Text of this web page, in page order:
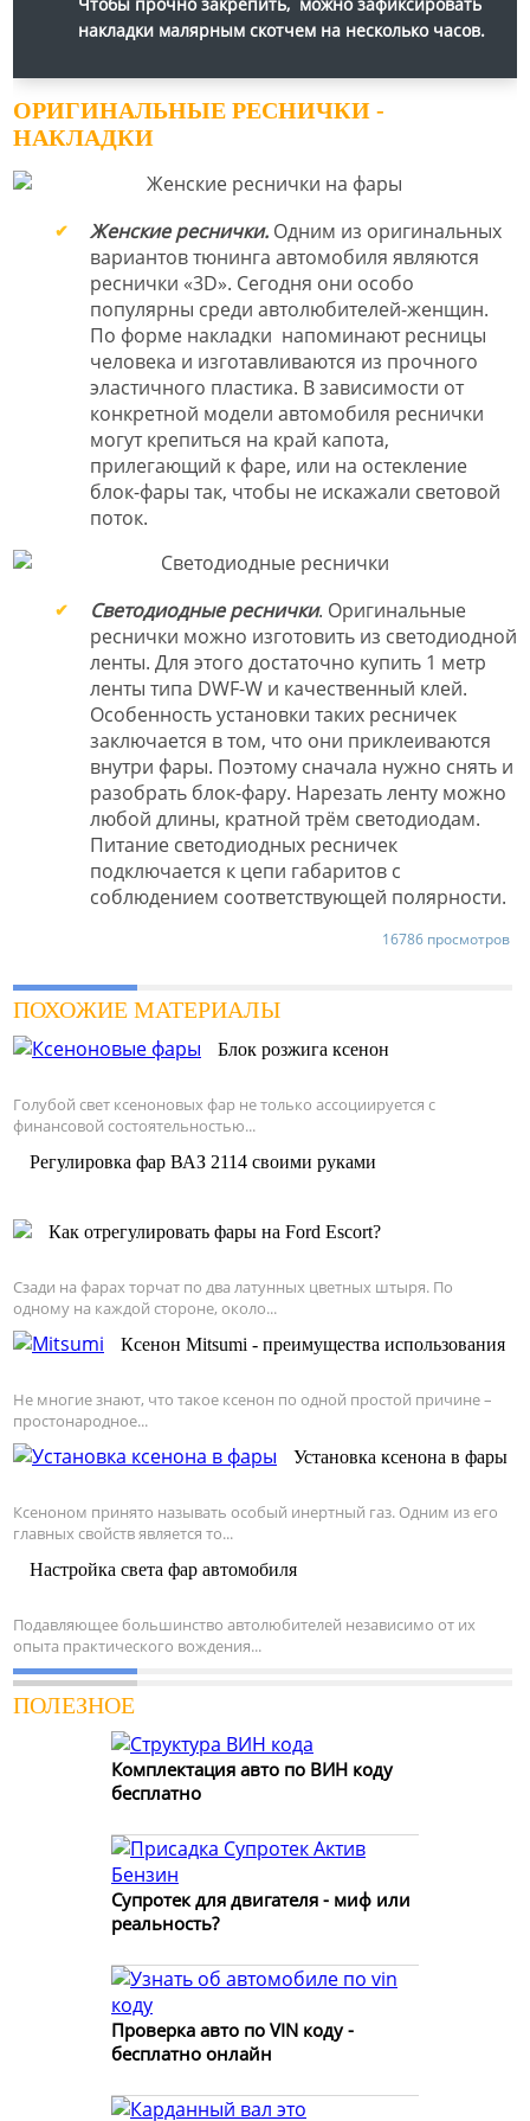
накладки малярным скотчем на несколько часов.
ОРИГИНАЛЬНЫЕ РЕСНИЧКИ -
НАКЛАДКИ
Женские реснички. Одним из оригинальных
вариантов тюнинга автомобиля являются
реснички «3D». Сегодня они особо
популярны среди автолюбителей-женщин.
По форме накладки напоминают ресницы
человека и изготавливаются из прочного
эластичного пластика. В зависимости от
конкретной модели автомобиля реснички
могут крепиться на край капота,
прилегающий к фаре, или на остекление
блок-фары так, чтобы не искажали световой
поток.
Светодиодные реснички. Оригинальные
реснички можно изготовить из светодиодной
ленты. Для этого достаточно купить 1 метр
ленты типа DWF-W и качественный клей.
Особенность установки таких ресничек
заключается в том, что они приклеиваются
внутри фары. Поэтому сначала нужно снять и
разобрать блок-фару. Нарезать ленту можно
любой длины, кратной трём светодиодам.
Питание светодиодных ресничек
подключается к цепи габаритов с
соблюдением соответствующей полярности.
16786 просмотров
ПОХОЖИЕ МАТЕРИАЛЫ
Блок розжига ксенон
Голубой свет ксеноновых фар не только ассоциируется с
финансовой состоятельностью...
Регулировка фар ВАЗ 2114 своими руками
Как отрегулировать фары на Ford Escort?
Сзади на фарах торчат по два латунных цветных штыря. По
одному на каждой стороне, около...
Ксенон Mitsumi - преимущества использования
Не многие знают, что такое ксенон по одной простой причине –
простонародное...
Установка ксенона в фары
Ксеноном принято называть особый инертный газ. Одним из его
главных свойств является то...
Настройка света фар автомобиля
Подавляющее большинство автолюбителей независимо от их
опыта практического вождения...
ПОЛЕЗНОЕ
Комплектация авто по ВИН коду
бесплатно
Супротек для двигателя - миф или
реальность?
Проверка авто по VIN коду -
бесплатно онлайн